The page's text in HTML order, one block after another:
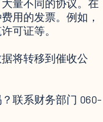
量不同的协议。在
用的发票。例如，
可证等。
将转移到催收公
联系财务部门 060-